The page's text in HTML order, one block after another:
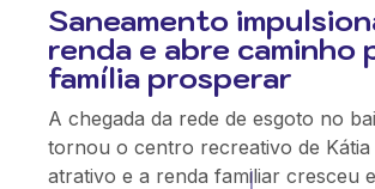
Saneamento
renda e abre caminho
família prosperar
A chegada da rede de esgoto no
tornou o centro recreativo de Kátia
atrativo e a renda familiar cresceu